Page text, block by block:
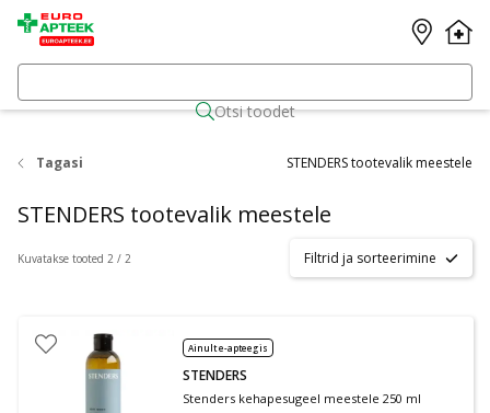
Otsi toodet
Tagasi STENDERS tootevalik meestele
STENDERS tootevalik meestele
Kuvatakse tooted 2 / 2 Filtrid ja sorteerimine
Ainult e-apteegis
STENDERS
Stenders kehapesugeel meestele 250 ml